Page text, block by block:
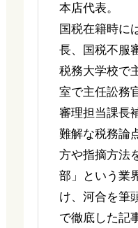
本店代表。
国税在籍時に
長、国税不服
税務大学校で
室で主任訟務
審理担当課長
難解な税務論
方や指摘方法
部」という業
け、河合を筆
で徹底した記